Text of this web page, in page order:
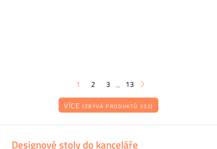
1 2 3 ... 13
VÍCE (ZBÝVÁ PRODUKTŮ 232)
Designové stoly do kanceláře